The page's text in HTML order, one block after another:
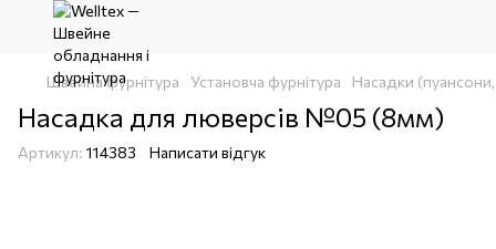
Швейна фурнітура Установча фурнітура Насадки
Насадка для люверсів №05 (8мм)
Артикул: 114383 Написати відгук